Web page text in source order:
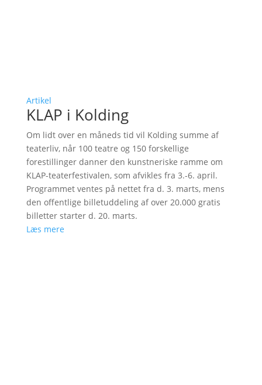
Artikel
KLAP i Kolding
Om lidt over en måneds tid vil Kolding summe af
teaterliv, når 100 teatre og 150 forskellige
forestillinger danner den kunstneriske ramme om
KLAP-teaterfestivalen, som afvikles fra 3.-6. april.
Programmet ventes på nettet fra d. 3. marts, mens
den offentlige billetuddeling af over 20.000 gratis
billetter starter d. 20. marts.
Læs mere